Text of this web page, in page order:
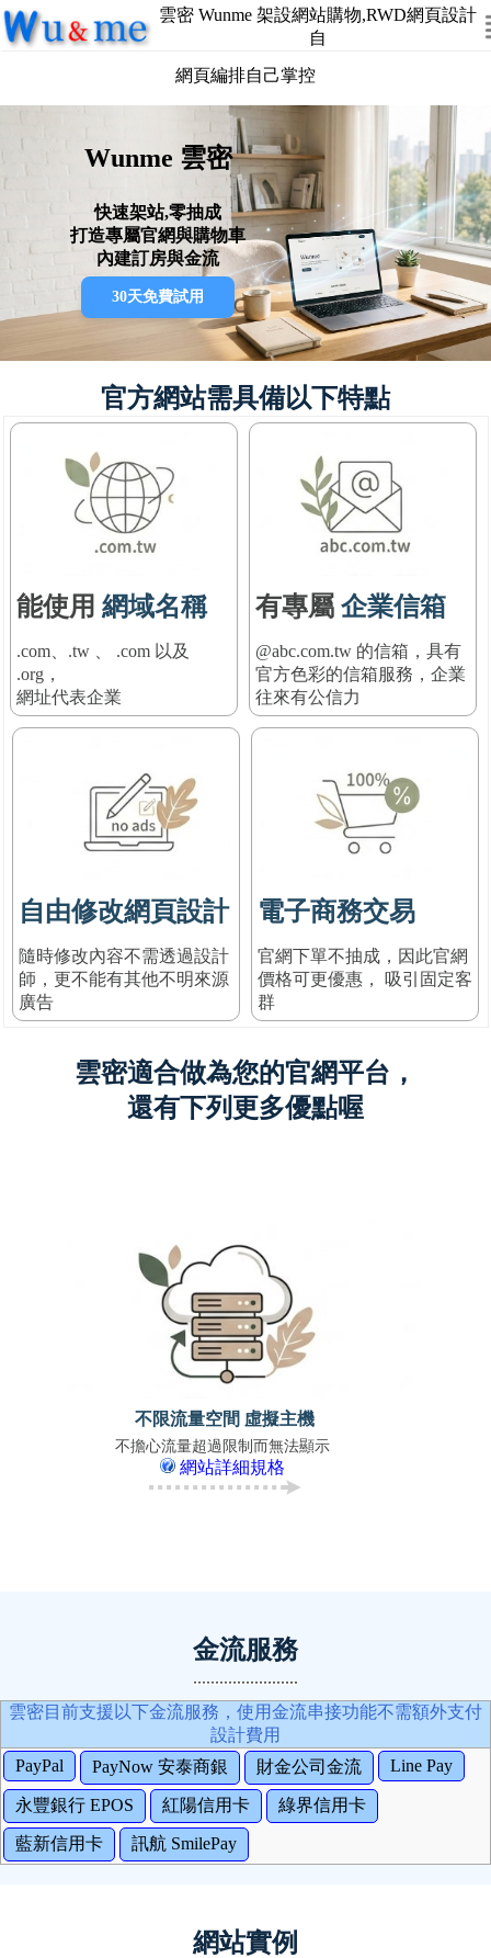
雲密 Wunme 架設網站購物,RWD網頁設計
自
網頁編排自己掌控
Wunme 雲密
快速架站,零抽成
打造專屬官網與購物車
內建訂房與金流
30天免費試用
官方網站需具備以下特點
能使用 網域名稱
.com、.tw 、 .com 以及
.org，
網址代表企業
有專屬 企業信箱
@abc.com.tw 的信箱，具有
官方色彩的信箱服務 ， 企業
往來有公信力
自由修改網頁設計
隨時修改內容不需透過設計
師，更不能有其他不明來源
廣告
電子商務交易
官網下單不抽成，因此官網
價格可更優惠， 吸引固定客
群
雲密適合做為您的官網平台，
還有下列更多優點喔
不限流量空間 虛擬主機
不擔心流量超過限制而無法顯示
網站詳細規格
金流服務
雲密目前支援以下金流服務，使用金流串接功能不需額外支付
設計費用
PayPal
PayNow 安泰商銀 財金公司金流 Line Pay
永豐銀行 EPOS 紅陽信用卡 綠界信用卡
藍新信用卡 訊航 SmilePay
網站實例